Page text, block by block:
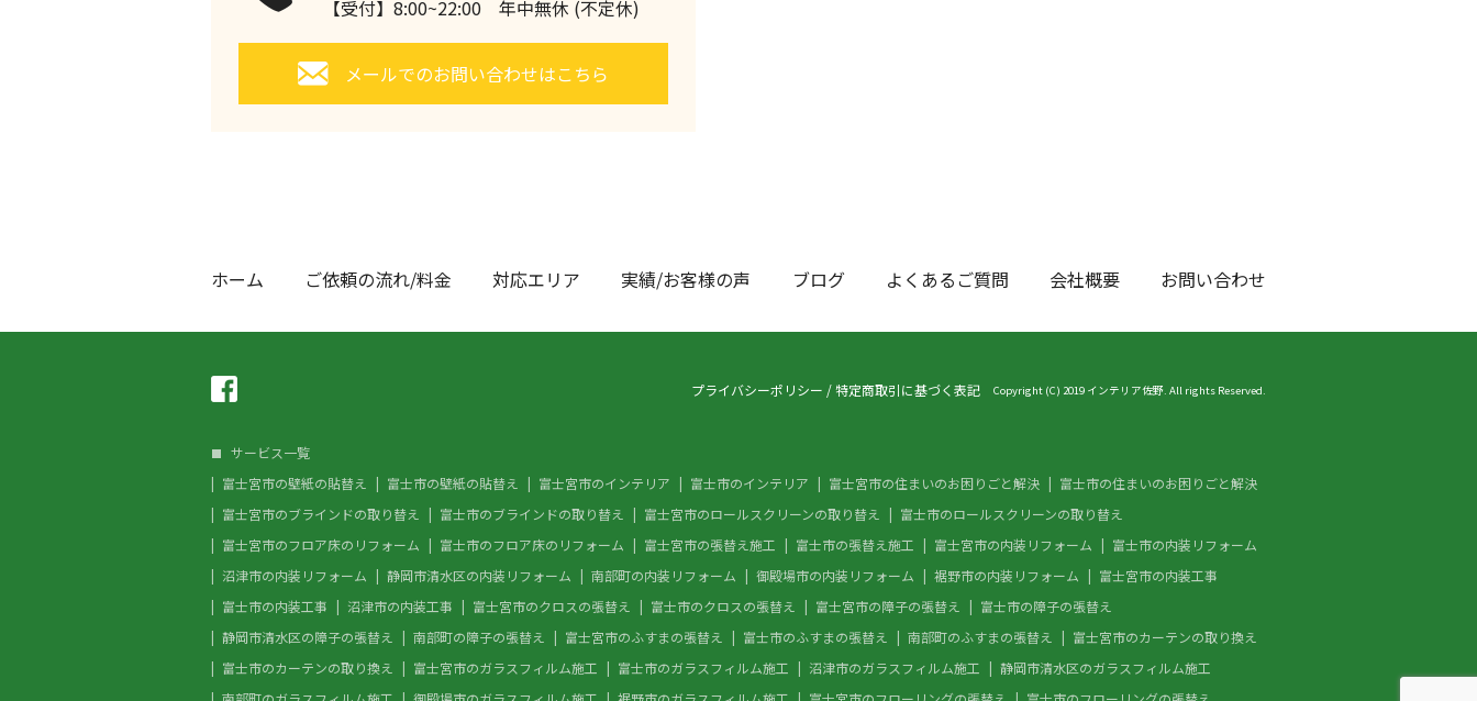
【受付】8:00~22:00 年中無休 (不定休)
メールでのお問い合わせはこちら
ホーム ご依頼の流れ/料金 対応エリア 実績/お客様の声 ブログ よくあるご質問 会社概要 お問い合わせ
プライバシーポリシー /特定商取引に基づく表記 Copyright (C) 2019 インテリア佐野. All rights Reserved.
サービス一覧
富士宮市の壁紙の貼替え
富士市の壁紙の貼替え 富士宮市のインテリア 富士市のインテリア 富士宮市の住まいのお困りごと解決
富士市の住まいのお困りごと解決
富士宮市のブラインドの取り替え
富士市のブラインドの取り替え 富士宮市のロールスクリーンの取り替え
富士市のロールスクリーンの取り替え
富士宮市のフロア床のリフォーム
富士市のフロア床のリフォーム 富士宮市の張替え施工 富士市の張替え施工 富士宮市の内装リフォーム
富士市の内装リフォーム
沼津市の内装リフォーム
静岡市清水区の内装リフォーム 南部町の内装リフォーム 御殿場市の内装リフォーム 裾野市の内装リフォーム
富士宮市の内装工事
富士市の内装工事
沼津市の内装工事 富士宮市のクロスの張替え 富士市のクロスの張替え 富士宮市の障子の張替え
富士市の障子の張替え
静岡市清水区の障子の張替え
南部町の障子の張替え 富士宮市のふすまの張替え 富士市のふすまの張替え 南部町のふすまの張替え
富士宮市のカーテンの取り換え
富士市のカーテンの取り換え
富士宮市のガラスフィルム施工 富士市のガラスフィルム施工 沼津市のガラスフィルム施工
静岡市清水区のガラスフィルム施工